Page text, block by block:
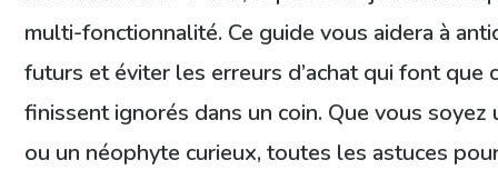
multi-fonctionnalité. Ce guide vous aidera à
futurs et éviter les erreurs d’achat qui font que
finissent ignorés dans un coin. Que vous
ou un néophyte curieux, toutes les astuces